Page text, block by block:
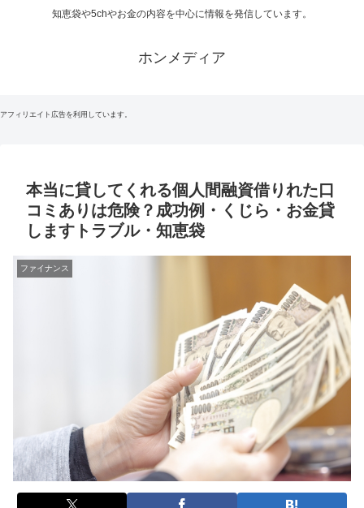
知恵袋や5chやお金の内容を中心に情報を発信しています。
ホンメディア
アフィリエイト広告を利用しています。
本当に貸してくれる個人間融資借りれた口
コミありは危険？成功例・くじら・お金貸
しますトラブル・知恵袋
ファイナンス